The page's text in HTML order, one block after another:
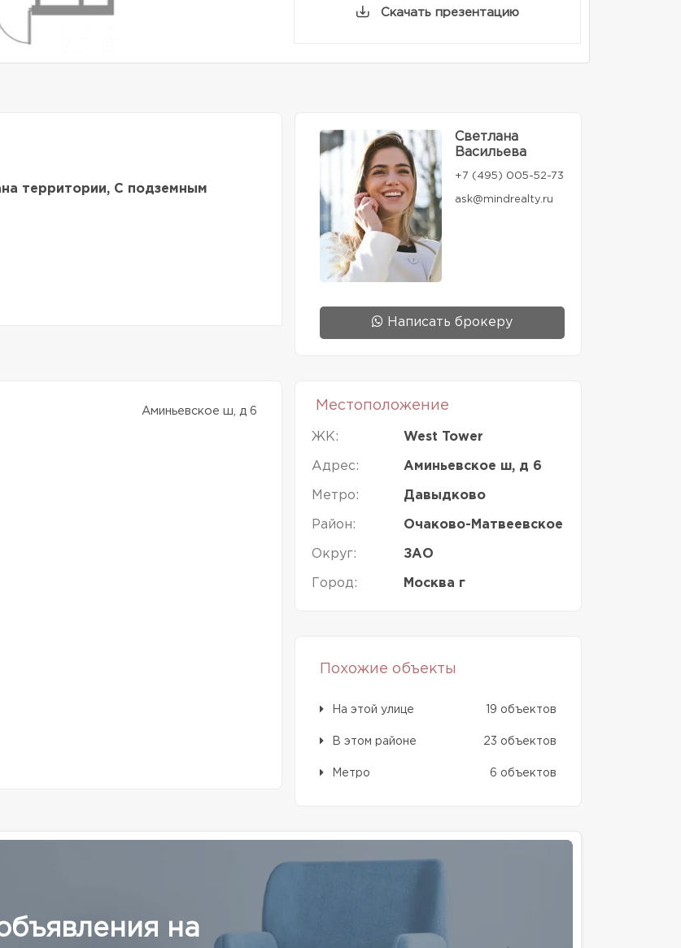
Скачать презентацию
территории, С подземным
Светлана
Васильева
+7 (495) 005-52-73
ask@mindrealty.ru
Написать брокеру
Аминьевское ш, д 6 Местоположение
ЖК: West Tower
Адрес: Аминьевское ш, д 6
Метро: Давыдково
Район: Очаково-Матвеевское
Округ: ЗАО
Город: Москва г
Похожие объекты
На этой улице 19 объектов
В этом районе 23 объектов
Метро 6 объектов
на